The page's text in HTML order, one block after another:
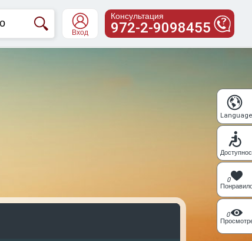
Вход 972-2-9098455
Консультация
Language
0
0